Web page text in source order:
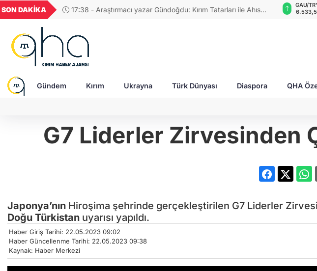
SON DAKİKA
17:58 - Rusya'da Müslüman din adamına, "Tatar zaferlerini"
GEL
18,1987
16,2311
28,0626
0,0018
6.533,50
BIST
Gündem Kırım Ukrayna Türk Dünyası Diaspora QHA
G7 Liderler Zirvesinden
Japonya’nın Hiroşima şehrinde gerçekleştirilen G7 Liderler
Doğu Türkistan uyarısı yapıldı.
Haber Giriş Tarihi: 22.05.2023 09:02
Haber Güncellenme Tarihi: 22.05.2023 09:38
Kaynak: Haber Merkezi